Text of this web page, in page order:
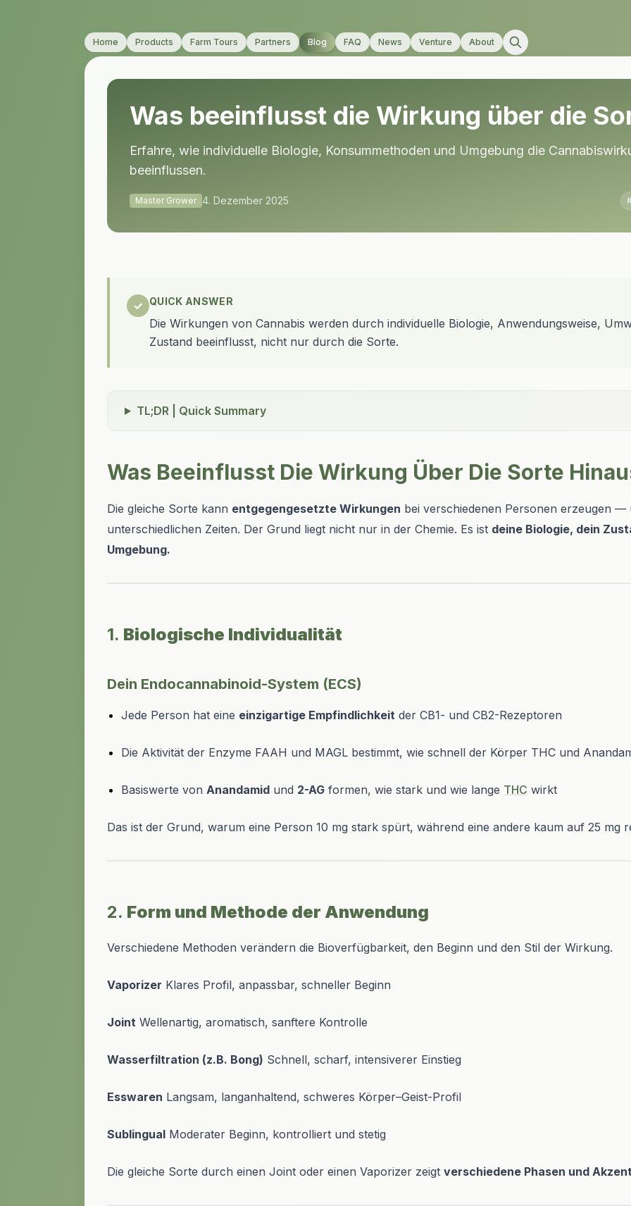
Home Products Farm Tours Partners Blog FAQ News Venture About
Was beeinflusst die Wirkung über die
Erfahre, wie individuelle Biologie, Konsummethoden und Umgebung die
beeinflussen.
Master Grower 4. Dezember 2025
✓ QUICK ANSWER
Die Wirkungen von Cannabis werden durch individuelle Biologie, Anwendungsweise,
Zustand beeinflusst, nicht nur durch die Sorte.
TL;DR | Quick Summary
Was Beeinflusst Die Wirkung Über Die Sorte
Die gleiche Sorte kann entgegengesetzte Wirkungen bei verschiedenen Personen erzeugen
unterschiedlichen Zeiten. Der Grund liegt nicht nur in der Chemie. Es ist deine Biologie, dein
Umgebung.
1. Biologische Individualität
Dein Endocannabinoid-System (ECS)
Jede Person hat eine einzigartige Empfindlichkeit der CB1- und CB2-Rezeptoren
Die Aktivität der Enzyme FAAH und MAGL bestimmt, wie schnell der Körper THC und
Basiswerte von Anandamid und 2-AG formen, wie stark und wie lange THC wirkt
Das ist der Grund, warum eine Person 10 mg stark spürt, während eine andere kaum auf 25 mg
2. Form und Methode der Anwendung
Verschiedene Methoden verändern die Bioverfügbarkeit, den Beginn und den Stil der Wirkung.
Vaporizer Klares Profil, anpassbar, schneller Beginn
Joint Wellenartig, aromatisch, sanftere Kontrolle
Wasserfiltration (z.B. Bong) Schnell, scharf, intensiverer Einstieg
Esswaren Langsam, langanhaltend, schweres Körper–Geist-Profil
Sublingual Moderater Beginn, kontrolliert und stetig
Die gleiche Sorte durch einen Joint oder einen Vaporizer zeigt verschiedene Phasen und